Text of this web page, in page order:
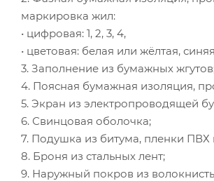
маркировка жил:
• цифровая: 1, 2, 3, 4,
• цветовая: белая или жёлтая,
3. Заполнение из бумажных
4. Поясная бумажная изоляция,
5. Экран из электропроводящей
6. Свинцовая оболочка;
7. Подушка из битума, пленки
8. Броня из стальных лент;
9. Наружный покров из